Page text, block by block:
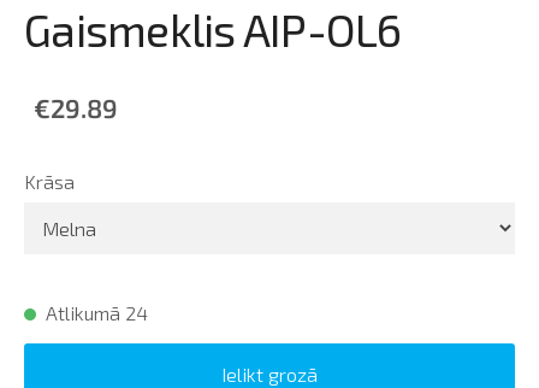
Gaismeklis AIP-OL6
€29.89
Krāsa
Atlikumā 24
Ielikt grozā